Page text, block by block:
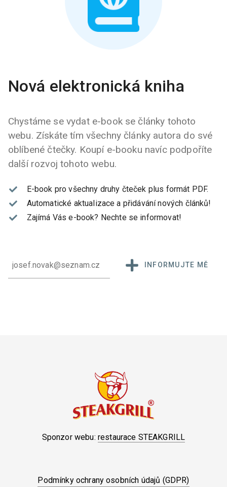
Nová elektronická kniha
Chystáme se vydat e-book se články tohoto
webu. Získáte tím všechny články autora do své
oblíbené čtečky. Koupí e-booku navíc podpoříte
další rozvoj tohoto webu.
E-book pro všechny druhy čteček plus formát PDF.
Automatické aktualizace a přidávání nových článků!
Zajímá Vás e-book? Nechte se informovat!
INFORMUJTE MĚ
Sponzor webu: restaurace STEAKGRILL
Podmínky ochrany osobních údajů (GDPR)